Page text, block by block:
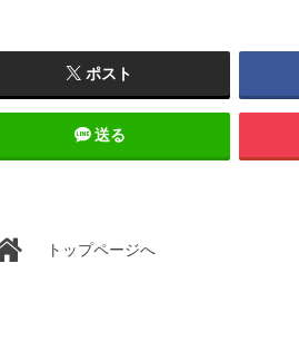
ポスト
送る
トップページへ